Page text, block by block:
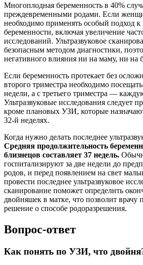
Многоплодная беременность в 40%
преждевременными родами. Если
необходимо применять особый подход
беременности, включая увеличение
исследований. Ультразвуковое
безопасным методом диагностики,
негативного влияния ни на маму, ни на
Если беременность протекает без
второго триместра необходимо
недели, а с третьего триместра —
Ультразвуковые исследования следует
кроме плановых УЗИ, которые
32-й неделях.
Когда нужно делать последнее
Средняя продолжительность
близнецов составляет 37 недель.
госпитализируют за две недели до
родов, и перед появлением на свет
провести последнее ультразвуковое
сканирование поможет определить
двойняшек в матке, что позволит врачу
решение о способе родоразрешения.
Вопрос-ответ
Как понять по УЗИ, что